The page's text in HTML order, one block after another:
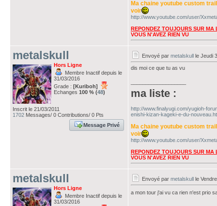
Ma chaine youtube custom
voir
http://www.youtube.com/user/
REPONDEZ TOUJOURS SUR MA
VOUS N'AVEZ RIEN VU
metalskull
Hors Ligne
Membre Inactif depuis le
31/03/2016
Grade : [Kuriboh]
Echanges 100 % (48)
Inscrit le 21/03/2011
1702 Messages/ 0 Contributions/ 0 Pts
Message Privé
Envoyé par metalskull le Jeudi
dis moi ce que tu as vu
ma liste :
http://www.finalyugi.com/yugioh-
enishi-kizan-kageki-e-du-
Ma chaine youtube custom
voir
http://www.youtube.com/user/
REPONDEZ TOUJOURS SUR MA
VOUS N'AVEZ RIEN VU
metalskull
Hors Ligne
Membre Inactif depuis le
31/03/2016
Envoyé par metalskull le
a mon tour j'ai vu ca rien n'est prio